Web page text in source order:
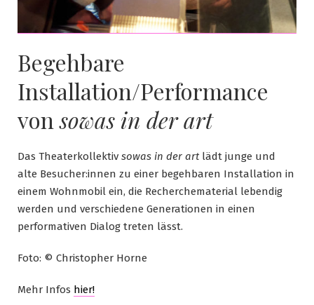
Begehbare
Installation/Performance
vonsowas in der art
Das Theaterkollektiv sowas in der artlädt junge und
alte Besucher:innen zu einer begehbaren Installation in
einem Wohnmobil ein, die Recherchematerial lebendig
werden und verschiedene Generationen in einen
performativen Dialog treten lässt.
Foto: © Christopher Horne
Mehr Infos hier!